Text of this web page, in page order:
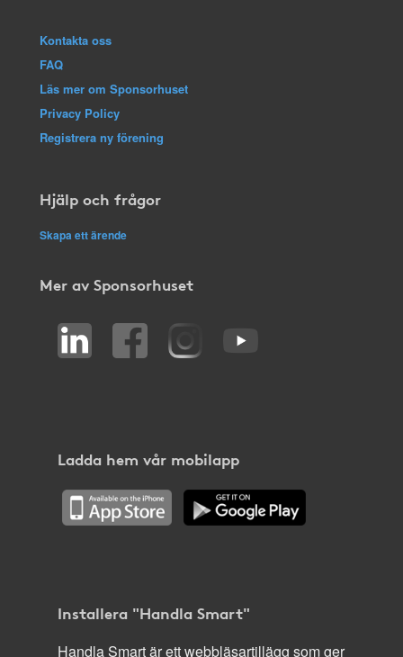
Kontakta oss
FAQ
Läs mer om Sponsorhuset
Privacy Policy
Registrera ny förening
Hjälp och frågor
Skapa ett ärende
Mer av Sponsorhuset
Ladda hem vår mobilapp
Installera "Handla Smart"
Handla Smart är ett webbläsartillägg som ger